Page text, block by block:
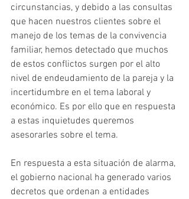
circunstancias, y debido a las consultas
que hacen nuestros clientes sobre el
manejo de los temas de la convivencia
familiar, hemos detectado que muchos
de estos conflictos surgen por el alto
nivel de endeudamiento de la pareja y la
incertidumbre en el tema laboral y
económico. Es por ello que en respuesta
a estas inquietudes queremos
asesorarles sobre el tema.
En respuesta a esta situación de alarma,
el gobierno nacional ha generado varios
decretos que ordenan a entidades